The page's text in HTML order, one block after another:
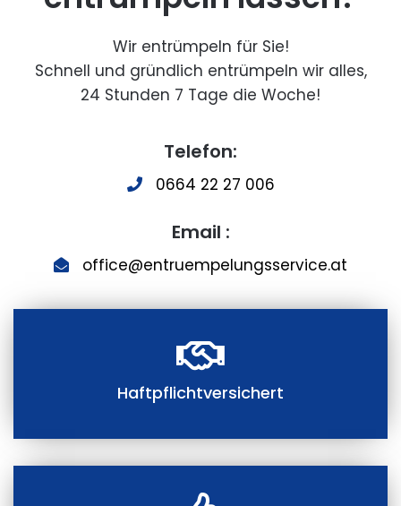
Wir entrümpeln für Sie!
Schnell und gründlich entrümpeln wir alles,
24 Stunden 7 Tage die Woche!
Telefon:
0664 22 27 006
Email :
office@entruempelungsservice.at
Haftpflichtversichert